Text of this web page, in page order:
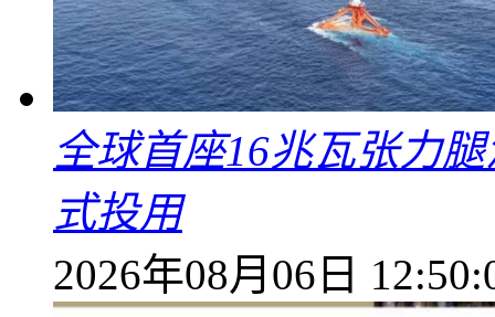
全球首座16兆瓦张力
式投用
2026年08月06日